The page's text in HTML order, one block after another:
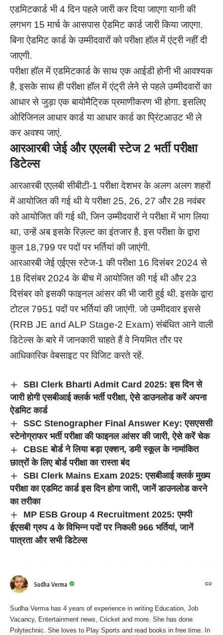
एडमिटकार्ड भी 4 दिन पहले जारी कर दिया जाएगा यानी की
लगभग 15 मार्च के आसपास ऐडमिट कार्ड जारी किया जाएगा.
बिना ऐडमिट कार्ड के उम्मीदवारों को परीक्षा हॉल में एंट्री नहीं दी
जाएगी.
परीक्षा हॉल में एडमिटकार्ड के साथ एक आईडी होनी भी आवश्यक
है, इसके साथ ही परीक्षा हॉल में एंट्री लेने से पहले उम्मीदवारों का
आधार से जुड़ा एक बायोमैट्रिक प्रमाणीकरण भी होगा. इसलिए
ओरिजिनल आधार कार्ड या आधार कार्ड का प्रिंटआउट भी ले
कर अवश्य जाएं.
आरआरबी जेई और एएलबी स्टेज 2 भर्ती परीक्षा
डिटेल्स
आरआरबी एएलबी सीबीटी-1 परीक्षा देशभर के अलग अलग शहरों
में आयोजित की गई थी ये परीक्षा 25, 26, 27 और 28 नवंबर
को आयोजित की गई थी, जिन उम्मीदवारों ने परीक्षा में भाग लिया
था, उन्हें अब इसके रिज़ल्ट का इंतजार है. इस परीक्षा के द्वारा
कुल 18,799 पर पदों पर भर्तियां की जाएंगी.
आरआरबी जेई एईएस स्टेज-1 की परीक्षा 16 दिसंबर 2024 से
18 दिसंबर 2024 के बीच में आयोजित की गई थी और 23
दिसंबर को इसकी फाइनल आंसर की भी जारी हुई थी. इसके द्वारा
टोटल 7951 पदों पर भर्तियां की जाएंगी. जो उम्मीदवार इससे
(RRB JE and ALP Stage-2 Exam) संबंधित आने वाली
डिटेल्स के बारे में जानकारी चाहते हैं वे नियमित तौर पर
आधिकारिक वेबसाइट पर विजिट करते रहें.
SBI Clerk Bharti Admit Card 2025: इस दिन से
जारी होगी एसबीआई क्लर्क भर्ती परीक्षा, ऐसे डाउनलोड करें अपना
ऐडमिट कार्ड
SSC Stenographer Final Answer Key: एसएससी
स्टेनोग्राफर भर्ती परीक्षा की फाइनल आंसर की जारी, ऐसे करें चेक
CBSE बोर्ड ने लिया बड़ा एक्शन, डमी स्कूल के नामांकित
छात्रों के लिए बोर्ड परीक्षा का रास्ता बंद
SBI Clerk Mains Exam 2025: एसबीआई क्लर्क मुख्य
परीक्षा का एडमिट कार्ड इस दिन होगा जारी, जानें डाउनलोड करने
का तरीका
MP ESB Group 4 Recruitment 2025: एमपी
ईएसबी ग्रुप 4 के विभिन्न पदों पर निकली 966 भर्तियां, जानें
पात्रता और सभी डिटेल्स
Sudha Verma
Sudha Verma has 4 years of experience in writing Education, Job
Vacancy, Entertainment news, Cricket and more. She has done
Polytechnic. She loves to Play Sports and read books in free time. In